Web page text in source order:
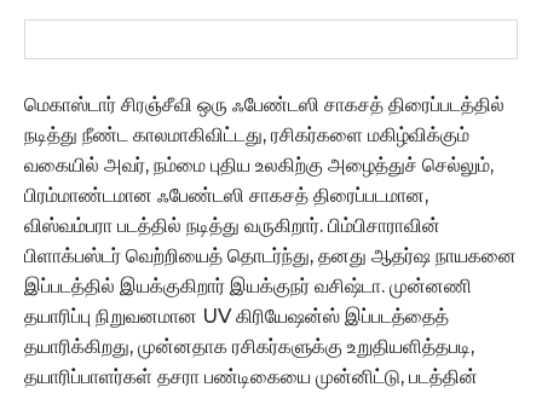
மெகாஸ்டார் சிரஞ்சீவி ஒரு ஃபேண்டஸி சாகசத் திரைப்படத்தில்
நடித்து நீண்ட காலமாகிவிட்டது, ரசிகர்களை மகிழ்விக்கும்
வகையில் அவர், நம்மை புதிய உலகிற்கு அழைத்துச் செல்லும்,
பிரம்மாண்டமான ஃபேண்டஸி சாகசத் திரைப்படமான,
விஸ்வம்பரா படத்தில் நடித்து வருகிறார். பிம்பிசாராவின்
பிளாக்பஸ்டர் வெற்றியைத் தொடர்ந்து, தனது ஆதர்ஷ நாயகனை
இப்படத்தில் இயக்குகிறார் இயக்குநர் வசிஷ்டா. முன்னணி
தயாரிப்பு நிறுவனமான UV கிரியேஷன்ஸ் இப்படத்தைத்
தயாரிக்கிறது, முன்னதாக ரசிகர்களுக்கு உறுதியளித்தபடி,
தயாரிப்பாளர்கள் தசரா பண்டிகையை முன்னிட்டு, படத்தின்